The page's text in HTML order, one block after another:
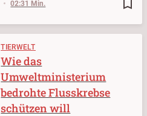
bookmark_border
02:31 Min.
TIERWELT
Wie das
Umweltministerium
bedrohte Flusskrebse
schützen will